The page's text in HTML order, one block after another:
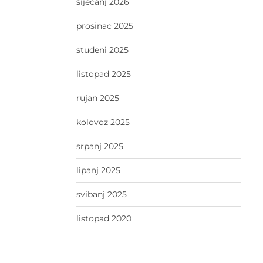
prosinac 2025
studeni 2025
listopad 2025
rujan 2025
kolovoz 2025
srpanj 2025
lipanj 2025
svibanj 2025
listopad 2020